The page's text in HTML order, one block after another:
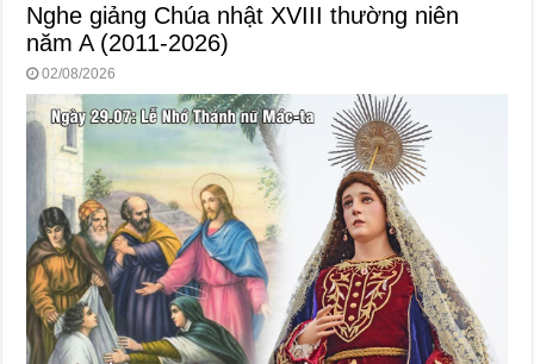
Nghe giảng Chúa nhật XVIII thường niên
năm A (2011-2026)
02/08/2026